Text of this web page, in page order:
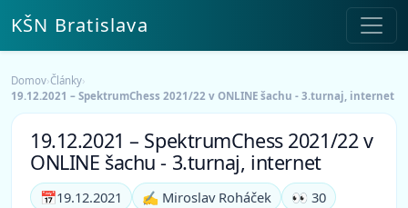
KŠN Bratislava
Domov›Články›
19.12.2021 – SpektrumChess 2021/22 v ONLINE šachu - 3.turnaj, internet
19.12.2021 – SpektrumChess 2021/22 v
ONLINE šachu - 3.turnaj, internet
📅19.12.2021 ✍️ Miroslav Roháček
👀 30